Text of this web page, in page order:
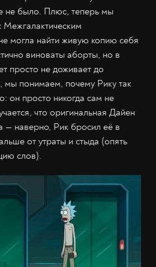
не было. Плюс, теперь мы
могла найти живую копию себя
виноваты аборты, но в
просто не доживает до
мы понимаем, почему Рику так
он просто никогда сам не
что оригинальная Дайен
— наверно, Рик бросил её в
от утраты и стыда (опять
слов).